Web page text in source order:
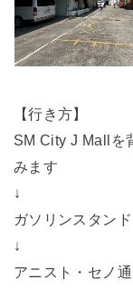
【行き方】
SM City J Mallを
みます
↓
ガソリンスタン
↓
アニスト・セノ